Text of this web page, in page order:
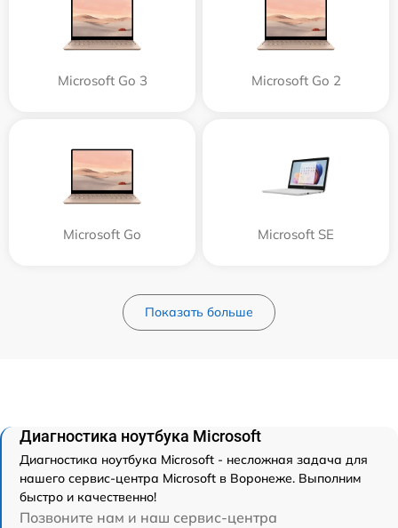
Microsoft Go 3 Microsoft Go 2
Microsoft Go Microsoft SE
Показать больше
Диагностика ноутбука Microsoft
Диагностика ноутбука Microsoft - несложная задача для
нашего сервис-центра Microsoft в Воронеже. Выполним
быстро и качественно!
Позвоните нам и наш сервис-центра